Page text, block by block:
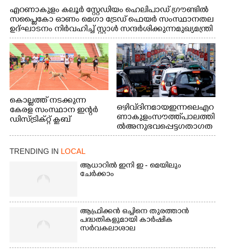
എറണാകുളം കലൂർ സ്റ്റേഡിയം ഹെലിപാഡ് ഗ്രൗണ്ടിൽ
സപ്ളൈകോ ഓണം മെഗാ ട്രേഡ് ഫെയർ സംസ്ഥാനതല
ഉദ്ഘാടനം നിർവഹിച്ച് സ്റ്റാൾ സന്ദർശിക്കുന്ന മുഖ്യമന്ത്രി
വി.ഡി. സതീശൻ. മന്ത്രി അനൂപ് ജേക്കബ് സമീപം
കൊല്ലത്ത് നടക്കുന്ന
കേരള സംസ്ഥാന ഇന്റർ
ഡിസ്ട്രിക്റ്റ് ക്ലബ്
20 ആൺകുട്ടികളുടെ 200
മത്സരത്തിനിടെ സിന്തറ്റിക്
ട്രാക്കിന് കുറുകെ ഓടുന്ന
ഒഴിവ് ദിനമായ ഇന്നലെ എറ
ണാകുളം സൗത്ത് പാലത്തി
ൽ അനുഭവപ്പെട്ട ഗതാഗത
ക്കുരുക്ക്
TRENDING IN LOCAL
ആധാറിൽ ഇനി ഇ - മെയിലും
ചേർക്കാം
ആഫ്രിക്കൻ ഒച്ചിനെ തുരത്താൻ
പദ്ധതികളുമായി കാർഷിക
സർവകലാശാല